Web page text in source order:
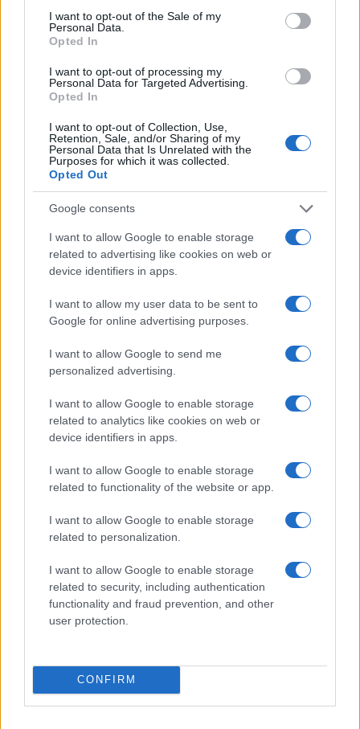
consent section.
I want to opt-out of the Sale of my
Personal Data.
Opted In
I want to opt-out of processing my
Personal Data for Targeted Advertising.
Opted In
I want to opt-out of Collection, Use,
Retention, Sale, and/or Sharing of my
Personal Data that Is Unrelated with the
Purposes for which it was collected.
Opted Out
Google consents
I want to allow Google to enable storage
related to advertising like cookies on web or
device identifiers in apps.
I want to allow my user data to be sent to
Google for online advertising purposes.
I want to allow Google to send me
personalized advertising.
I want to allow Google to enable storage
related to analytics like cookies on web or
device identifiers in apps.
I want to allow Google to enable storage
related to functionality of the website or app.
I want to allow Google to enable storage
related to personalization.
I want to allow Google to enable storage
related to security, including authentication
functionality and fraud prevention, and other
user protection.
CONFIRM
26 Agosto 2020 - 10:47 Eleim 28
Si rifiuta di indossare la mascherina e reagisce
con violenza ai poliziotti. Si rifiuta di indossare la
mascherina e reagisce con violenza ai poliziotti.
Cittadino italiano di 22…
Leggi l’articolo →
POLITICA
CORONAVIRUS Zingaretti accusa
5 Agosto 2020 - 09:55 Eleim 28
Salvini: “Ci sono scellerati che per farsi pubblicità
tolgono la mascherina”. Zingaretti accusa Salvini
che qualche giorno fa non ha indossato la
mascherina…
Leggi l’articolo →